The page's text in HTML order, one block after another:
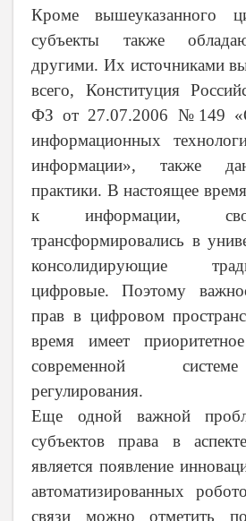
Кроме вышеуказанного
субъекты также
другими. Их источниками
всего, Конституция
ФЗ от 27.07.2006 №149
информационных
информации», также
практики. В настоящее
к информации,
трансформировались в
консолидирующие
цифровые. Поэтому
прав в цифровом
время имеет
современной
регулирования.
Еще одной важной
субъектов права в
является появление
автоматизированных
связи можно отметить